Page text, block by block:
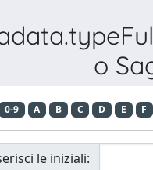
o
0-9 A B C D E F
le iniziali: